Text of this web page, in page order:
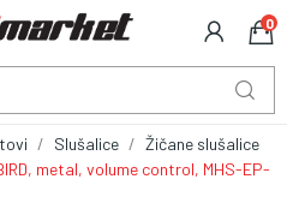
0
Slušalice
Žičane slušalice
metal, volume control, MHS-EP-